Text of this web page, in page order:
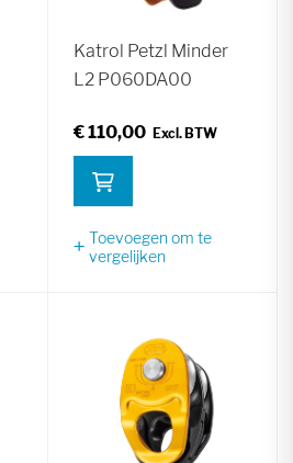
Katrol Petzl Minder
L2 P060DA00
€ 110,00
Toevoegen om te
vergelijken